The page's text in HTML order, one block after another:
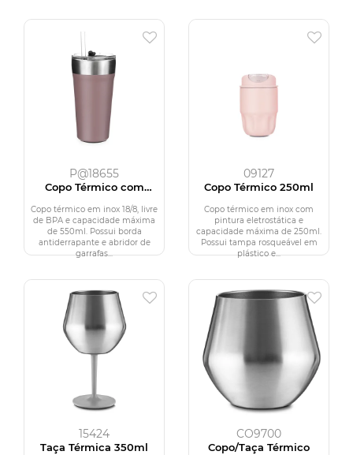
P@18655
Copo Térmico com
Copo térmico em inox 18/8, livre
de BPA e capacidade máxima
de 550ml. Possui borda
antiderrapante e abridor de
garrafas...
09127
Copo Térmico 250ml
Copo térmico em inox com
pintura eletrostática e
capacidade máxima de 250ml.
Possui tampa rosqueável em
plástico e...
15424
Taça Térmica 350ml
CO9700
Copo/Taça Térmico